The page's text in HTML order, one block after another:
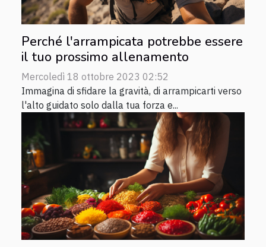
Perché l'arrampicata potrebbe essere
il tuo prossimo allenamento
Mercoledì 18 ottobre 2023 02:52
Immagina di sfidare la gravità, di arrampicarti verso
l'alto guidato solo dalla tua forza e...